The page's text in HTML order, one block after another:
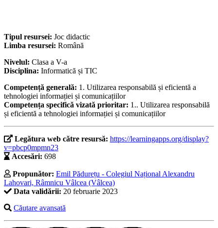
Tipul resursei: Joc didactic
Limba resursei: Română
Nivelul: Clasa a V-a
Disciplina: Informatică și TIC
Competență generală: 1. Utilizarea responsabilă și eficientă a
tehnologiei informației și comunicațiilor
Competența specifică vizată prioritar: 1.. Utilizarea responsabilă
și eficientă a tehnologiei informației și comunicațiilor
Legătura web către resursă: https://learningapps.org/display?
v=pbcp0mpmn23
Accesări: 698
Propunător: Emil Pădurețu - Colegiul Național Alexandru
Lahovari, Râmnicu Vâlcea (Vâlcea)
Data validării: 20 februarie 2023
Căutare avansată